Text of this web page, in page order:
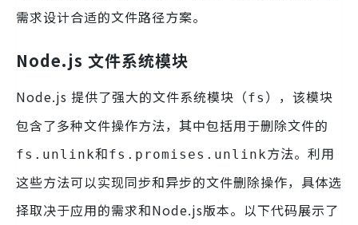
需求设计合适的文件路径方案。
Node.js 文件系统模块
Node.js 提供了强大的文件系统模块（fs ），该模块
包含了多种文件操作方法，其中包括用于删除文件的
fs.unlink和fs.promises.unlink方法。利用
这些方法可以实现同步和异步的文件删除操作，具体选
择取决于应用的需求和Node.js版本。以下代码展示了